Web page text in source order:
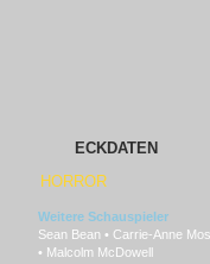
ECKDATEN
HORROR
Weitere Schauspieler
Sean Bean • Carrie-Anne
• Malcolm McDowell